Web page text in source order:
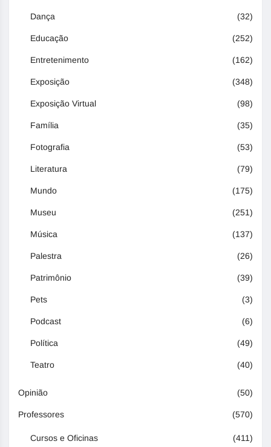
Dança (32)
Educação (252)
Entretenimento (162)
Exposição (348)
Exposição Virtual (98)
Família (35)
Fotografia (53)
Literatura (79)
Mundo (175)
Museu (251)
Música (137)
Palestra (26)
Patrimônio (39)
Pets (3)
Podcast (6)
Política (49)
Teatro (40)
Opinião (50)
Professores (570)
Cursos e Oficinas (411)